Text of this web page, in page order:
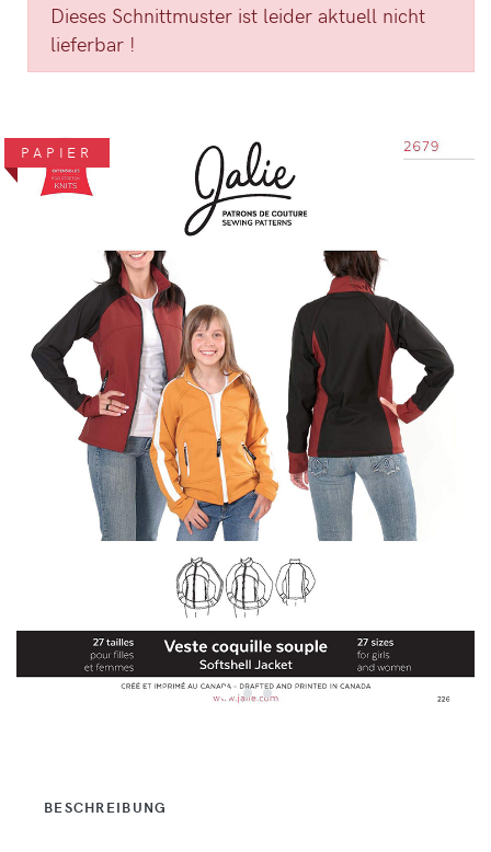
PAPIER
Dieses Schnittmuster ist leider aktuell nicht
lieferbar !
BESCHREIBUNG